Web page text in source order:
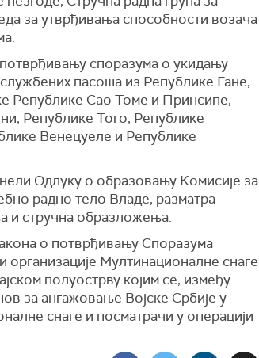
за утврђивања способности возача
потврђивању споразума о укидању
пасоша из Републике Гане,
Републике Сао Томе и Принсипе,
Републике Того, Републике
Венецуеле и Републике
Одлуку о образовању Комисије за
радно тело Владе, разматра
и стручна образложења.
акона о потврђивању Споразума
организације Мултинационалне снаге
полуострву којим се, између
за ангажовање Војске Србије у
снаге и посматрачи у операцији